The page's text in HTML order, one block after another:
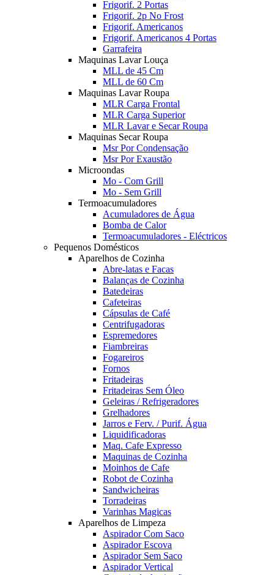
Frigorif. 2 Portas
Frigorif. 2p No Frost
Frigorif. Americanos
Frigorif. Americanos 4 Portas
Garrafeira
Maquinas Lavar Louça
MLL de 45 Cm
MLL de 60 Cm
Maquinas Lavar Roupa
MLR Carga Frontal
MLR Carga Superior
MLR Lavar e Secar Roupa
Maquinas Secar Roupa
Msr Por Condensação
Msr Por Exaustão
Microondas
Mo - Com Grill
Mo - Sem Grill
Termoacumuladores
Acumuladores de Água
Bomba de Calor
Termoacumuladores - Eléctricos
Pequenos Domésticos
Aparelhos de Cozinha
Abre-latas e Facas
Balanças de Cozinha
Batedeiras
Cafeteiras
Cápsulas de Café
Centrifugadoras
Espremedores
Fiambreiras
Fogareiros
Fornos
Fritadeiras
Fritadeiras Sem Óleo
Geleiras / Refrigeradores
Grelhadores
Jarros e Ferv. / Purif. Água
Liquidificadoras
Maq. Cafe Expresso
Maquinas de Cozinha
Moinhos de Cafe
Robot de Cozinha
Sandwicheiras
Torradeiras
Varinhas Magicas
Aparelhos de Limpeza
Aspirador Com Saco
Aspirador Escova
Aspirador Sem Saco
Aspirador Vertical